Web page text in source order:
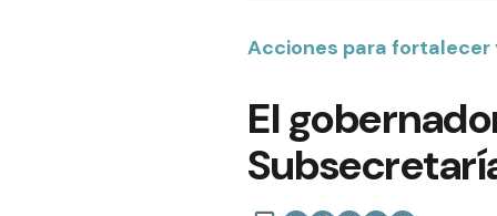
Acciones para
El